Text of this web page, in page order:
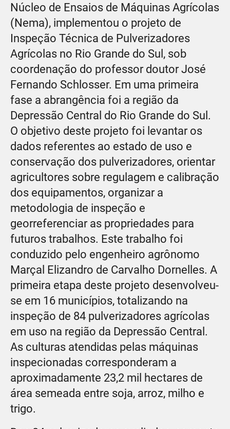
Núcleo de Ensaios de Máquinas Agrícolas
(Nema), implementou o projeto de
Inspeção Técnica de Pulverizadores
Agrícolas no Rio Grande do Sul, sob
coordenação do professor doutor José
Fernando Schlosser. Em uma primeira
fase a abrangência foi a região da
Depressão Central do Rio Grande do Sul.
O objetivo deste projeto foi levantar os
dados referentes ao estado de uso e
conservação dos pulverizadores, orientar
agricultores sobre regulagem e calibração
dos equipamentos, organizar a
metodologia de inspeção e
georreferenciar as propriedades para
futuros trabalhos. Este trabalho foi
conduzido pelo engenheiro agrônomo
Marçal Elizandro de Carvalho Dornelles. A
primeira etapa deste projeto desenvolveu-
se em 16 municípios, totalizando na
inspeção de 84 pulverizadores agrícolas
em uso na região da Depressão Central.
As culturas atendidas pelas máquinas
inspecionadas corresponderam a
aproximadamente 23,2 mil hectares de
área semeada entre soja, arroz, milho e
trigo.